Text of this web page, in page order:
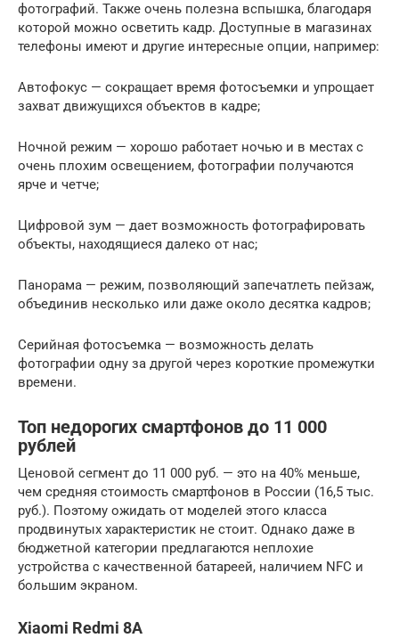
фотографий. Также очень полезна вспышка, благодаря
которой можно осветить кадр. Доступные в магазинах
телефоны имеют и другие интересные опции, например:
Автофокус — сокращает время фотосъемки и упрощает
захват движущихся объектов в кадре;
Ночной режим — хорошо работает ночью и в местах с
очень плохим освещением, фотографии получаются
ярче и четче;
Цифровой зум — дает возможность фотографировать
объекты, находящиеся далеко от нас;
Панорама — режим, позволяющий запечатлеть пейзаж,
объединив несколько или даже около десятка кадров;
Серийная фотосъемка — возможность делать
фотографии одну за другой через короткие промежутки
времени.
Топ недорогих смартфонов до 11 000
рублей
Ценовой сегмент до 11 000 руб. — это на 40% меньше,
чем средняя стоимость смартфонов в России (16,5 тыс.
руб.). Поэтому ожидать от моделей этого класса
продвинутых характеристик не стоит. Однако даже в
бюджетной категории предлагаются неплохие
устройства с качественной батареей, наличием NFC и
большим экраном.
Xiaomi Redmi 8A